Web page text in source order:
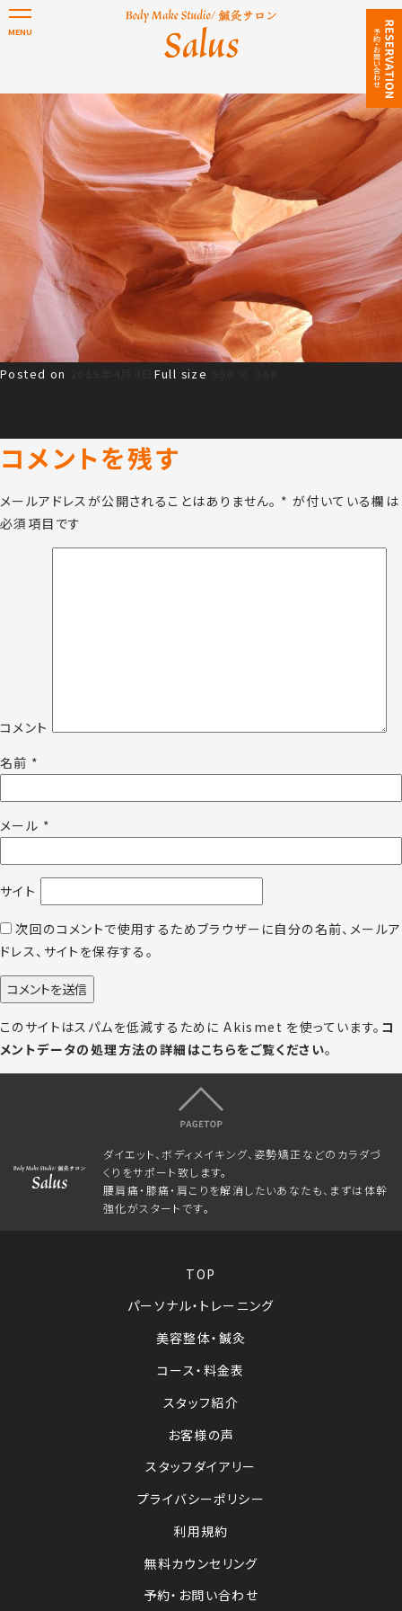
Posted on Full size
コメントを残す
メールアドレスが公開されることはありません。 * が付いている欄は
必須項目です
コメント
名前 *
メール *
サイト
次回のコメントで使用するためブラウザーに自分の名前、メールア
ドレス、サイトを保存する。
このサイトはスパムを低減するために Akismet を使っています。 コ
メントデータの処理方法の詳細はこちらをご覧ください。
ダイエット、ボディメイキング、姿勢矯正などのカラダづ
くりをサポート致します。
腰肩痛・膝痛・肩こりを解消したいあなたも、まずは体幹
強化がスタートです。
TOP
パーソナル・トレーニング
美容整体・鍼灸
コース・料金表
スタッフ紹介
お客様の声
スタッフダイアリー
プライバシーポリシー
利用規約
無料カウンセリング
予約・お問い合わせ